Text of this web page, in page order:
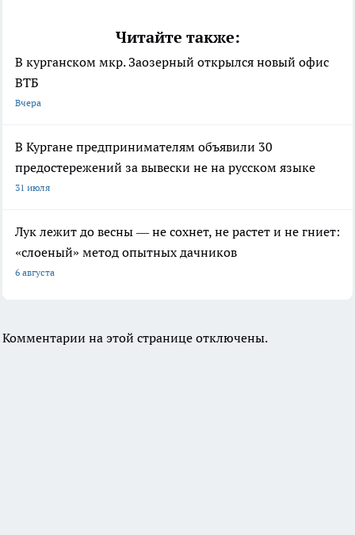
Читайте также:
В курганском мкр. Заозерный открылся новый офис
ВТБ
Вчера
В Кургане предпринимателям объявили 30
предостережений за вывески не на русском языке
31 июля
Лук лежит до весны — не сохнет, не растет и не гниет:
«слоеный» метод опытных дачников
6 августа
Комментарии на этой странице отключены.